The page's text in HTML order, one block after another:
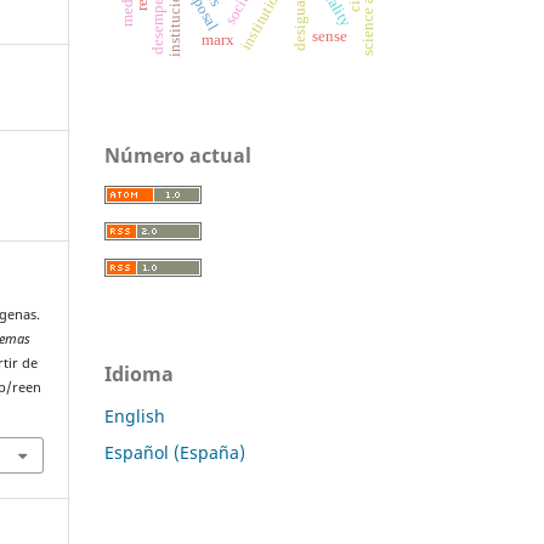
de
reen
institutions
marx sense
Número actual
Idioma
English
Español (España)